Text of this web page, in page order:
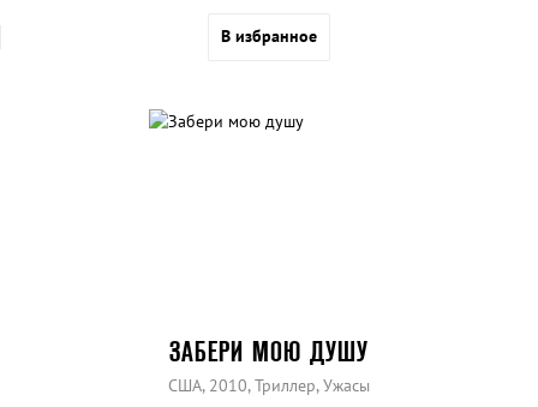
В избранное
ЗАБЕРИ МОЮ ДУШУ
США, 2010, Триллер, Ужасы